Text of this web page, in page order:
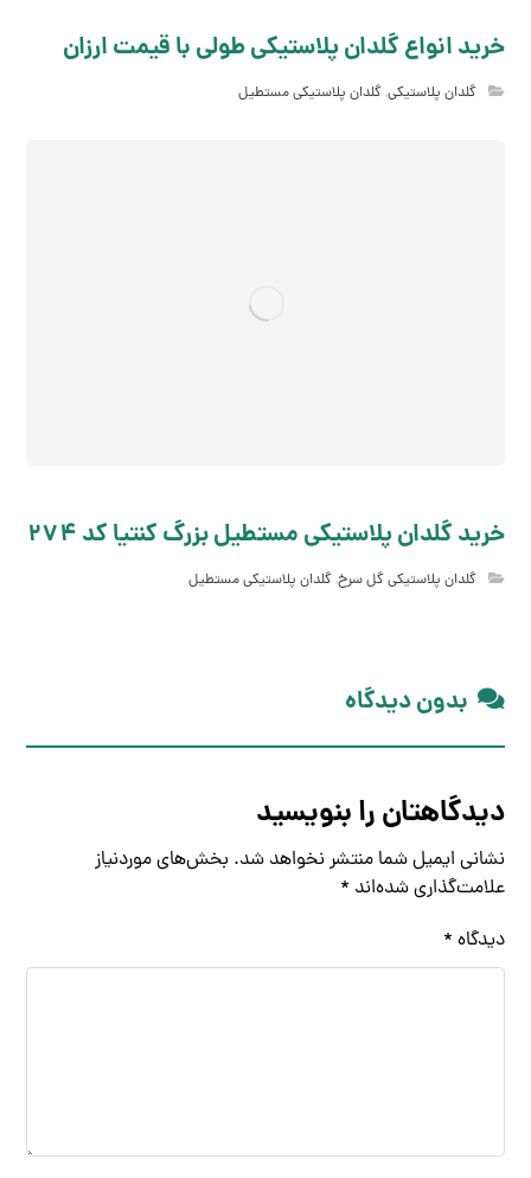
خرید انواع گلدان پلاستیکی طولی با قیمت ارزان
گلدان پلاستیکی,گلدان پلاستیکی مستطیل
خرید گلدان پلاستیکی مستطیل بزرگ کنتیا کد 274
گلدان پلاستیکی گل سرخ,گلدان پلاستیکی مستطیل
بدون دیدگاه
دیدگاهتان را بنویسید
نشانی ایمیل شما منتشر نخواهد شد. بخش‌های موردنیاز
علامت‌گذاری شده‌اند *
دیدگاه *